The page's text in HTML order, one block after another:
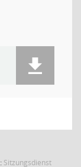
Sitzungsdienst